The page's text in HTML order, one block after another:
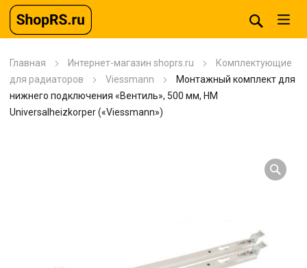
Главная Интернет-магазин shoprs.ru
Комплектующие
для радиаторов
Viessmann
Монтажный комплект для
нижнего подключения «Вентиль», 500 мм, HM
Universalheizkorper («Viessmann»)